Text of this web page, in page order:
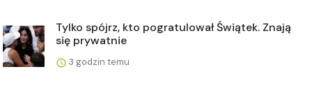
Tylko spójrz, kto pogratulował Świątek. Znają
się prywatnie
3 godzin temu